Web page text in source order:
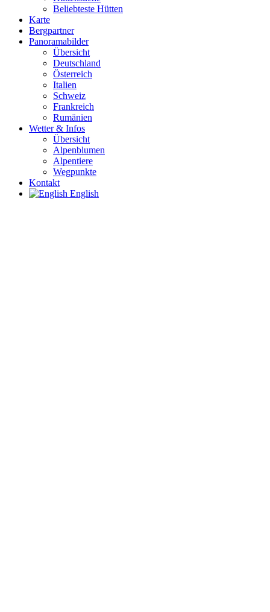
Beliebteste Hütten
Karte
Bergpartner
Panoramabilder
Übersicht
Deutschland
Österreich
Italien
Schweiz
Frankreich
Rumänien
Wetter & Infos
Übersicht
Alpenblumen
Alpentiere
Wegpunkte
Kontakt
English